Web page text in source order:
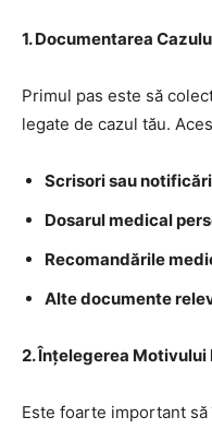
1.Documentarea
Primul pas este să
legate de cazul tău.
Scrisori sau
Dosarul medical
Recomandările
Alte documente
2.Înțelegerea Motivului
Este foarte important